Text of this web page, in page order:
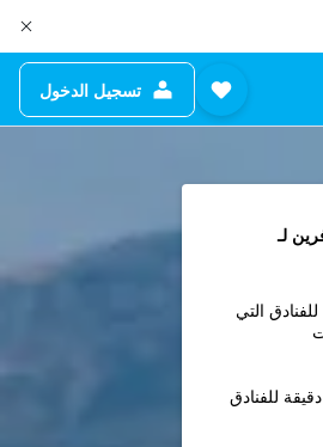
تسجيل الدخول
لـ
التي
للفنادق